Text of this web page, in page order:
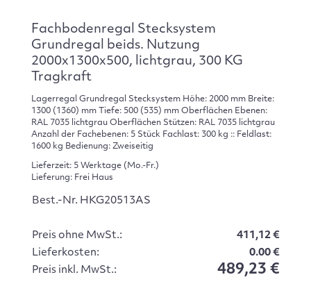
Fachbodenregal Stecksystem
Grundregal beids. Nutzung
2000x1300x500, lichtgrau, 300 KG
Tragkraft
Lagerregal Grundregal Stecksystem Höhe: 2000 mm Breite:
1300 (1360) mm Tiefe: 500 (535) mm Oberflächen Ebenen:
RAL 7035 lichtgrau Oberflächen Stützen: RAL 7035 lichtgrau
Anzahl der Fachebenen: 5 Stück Fachlast: 300 kg :: Feldlast:
1600 kg Bedienung: Zweiseitig
Lieferzeit: 5 Werktage (Mo.-Fr.)
Lieferung: Frei Haus
Best.-Nr. HKG20513AS
Preis ohne MwSt.:
411,12 €
Lieferkosten:
0.00 €
Preis inkl. MwSt.:
489,23 €